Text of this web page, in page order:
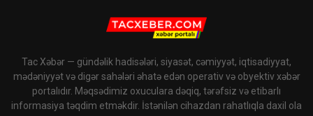
Tac Xəbər — gündəlik hadisələri, siyasət, cəmiyyət, iqtisadiyyat,
mədəniyyət və digər sahələri əhatə edən operativ və obyektiv xəbər
portalıdır. Məqsədimiz oxuculara dəqiq, tərəfsiz və etibarlı
informasiya təqdim etməkdir. İstənilən cihazdan rahatlıqla daxil ola